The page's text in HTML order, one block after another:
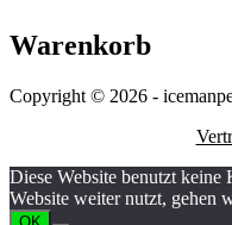
Warenkorb
Copyright © 2026 -
Diese Website benutzt keine
Website weiter nutzt, gehen